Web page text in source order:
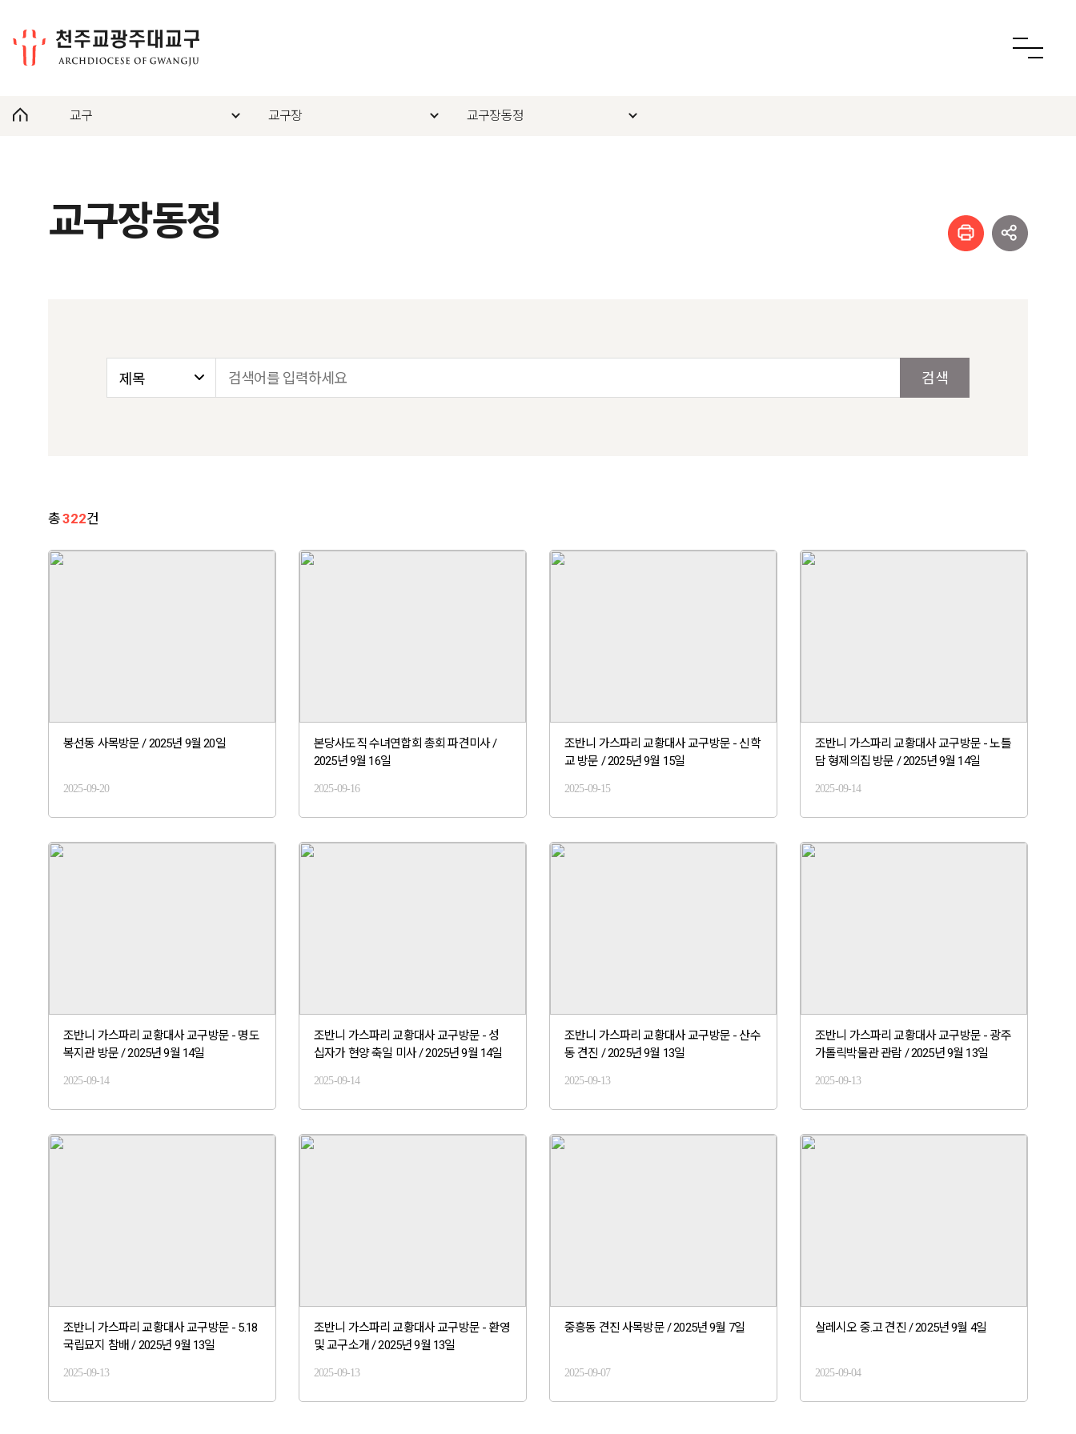
교구 교구장 교구장동정
교구장동정
총322건
봉선동 사목방문 / 2025년 9월 20일
2025-09-20
본당사도직 수녀연합회 총회 파견미사 /
2025년 9월 16일
2025-09-16
조반니 가스파리 교황대사 교구방문 - 신학
교 방문 / 2025년 9월 15일
2025-09-15
조반니 가스파리 교황대사 교구방문 - 노틀
담 형제의집 방문 / 2025년 9월 14일
2025-09-14
조반니 가스파리 교황대사 교구방문 - 명도
복지관 방문 / 2025년 9월 14일
2025-09-14
조반니 가스파리 교황대사 교구방문 - 성
십자가 현양 축일 미사 / 2025년 9월 14일
2025-09-14
조반니 가스파리 교황대사 교구방문 - 산수
동 견진 / 2025년 9월 13일
2025-09-13
조반니 가스파리 교황대사 교구방문 - 광주
가톨릭박물관 관람 / 2025년 9월 13일
2025-09-13
조반니 가스파리 교황대사 교구방문 - 5.18
국립묘지 참배 / 2025년 9월 13일
2025-09-13
조반니 가스파리 교황대사 교구방문 - 환영
및 교구소개 / 2025년 9월 13일
2025-09-13
중흥동 견진 사목방문 / 2025년 9월 7일
2025-09-07
살레시오 중.고 견진 / 2025년 9월 4일
2025-09-04